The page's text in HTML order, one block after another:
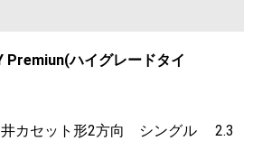
ハイグレードタイ
カセット形2方向 シングル 2.3